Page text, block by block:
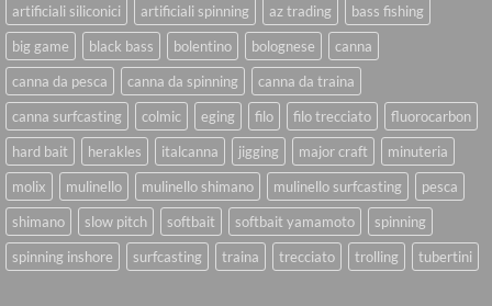
artificiali siliconici
artificiali spinning az trading
bass fishing
big game
black bass bolentino bolognese
canna
canna da pesca
canna da spinning
canna da traina
canna surfcasting
colmic eging filo filo trecciato
fluorocarbon
hard bait
herakles italcanna jigging major craft
minuteria
molix
mulinello mulinello shimano mulinello surfcasting
pesca
shimano
slow pitch softbait softbait yamamoto
spinning
spinning inshore
surfcasting traina trecciato trolling tubertini